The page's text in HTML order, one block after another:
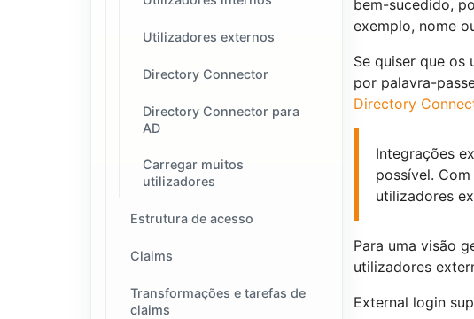
Utilizadores externos
Directory Connector
Directory Connector para
AD
Carregar muitos
utilizadores
Estrutura de acesso
Claims
Transformações e tarefas de
claims
bem-sucedido,
exemplo, nome
Se quiser que os
por palavra-
Directory
Integrações
possível.
utilizadores
Para uma visão
utilizadores
External login